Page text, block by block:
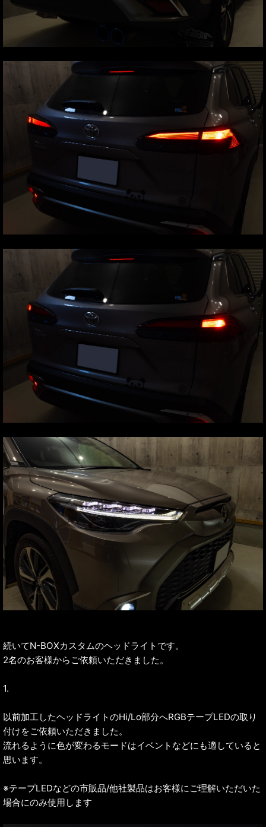
続いてN-BOXカスタムのヘッドライトです。
2名のお客様からご依頼いただきました。
1.
以前加工したヘッドライトのHi/Lo部分へRGBテープLEDの取り
付けをご依頼いただきました。
流れるように色が変わるモードはイベントなどにも適していると
思います。
※テープLEDなどの市販品/他社製品はお客様にご理解いただいた
場合にのみ使用します